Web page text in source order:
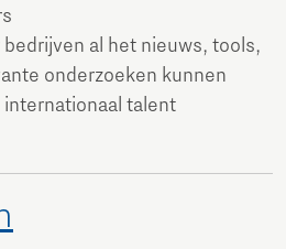
bedrijven al het nieuws, tools,
onderzoeken kunnen
talent